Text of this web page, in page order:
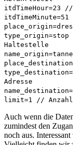
itdTimeHour=23
Haltestelle
Adresse
limit=1 // Anzahl
Auch wenn die
zumindest den
noch aus.